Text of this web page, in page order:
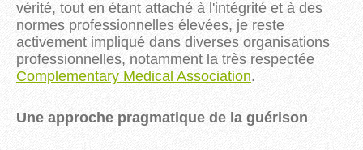
vérité, tout en étant attaché à l'intégrité et à des
normes professionnelles élevées, je reste
activement impliqué dans diverses organisations
professionnelles, notamment la très respectée
Complementary Medical Association.
Une approche pragmatique de la guérison